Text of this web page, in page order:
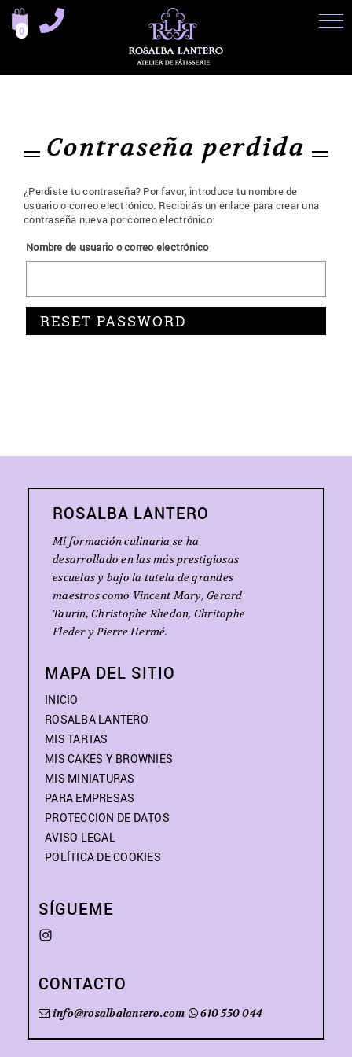
0
Contraseña perdida
¿Perdiste tu contraseña? Por favor, introduce tu nombre de
usuario o correo electrónico. Recibirás un enlace para crear una
contraseña nueva por correo electrónico.
Nombre de usuario o correo electrónico
ROSALBA LANTERO
Mí formación culinaria se ha
desarrollado en las más prestigiosas
escuelas y bajo la tutela de grandes
maestros como Vincent Mary, Gerard
Taurin, Christophe Rhedon, Chritophe
Fleder y Pierre Hermé.
MAPA DEL SITIO
INICIO
ROSALBA LANTERO
MIS TARTAS
MIS CAKES Y BROWNIES
MIS MINIATURAS
PARA EMPRESAS
PROTECCIÓN DE DATOS
AVISO LEGAL
POLÍTICA DE COOKIES
SÍGUEME
CONTACTO
info@rosalbalantero.com 610 550 044